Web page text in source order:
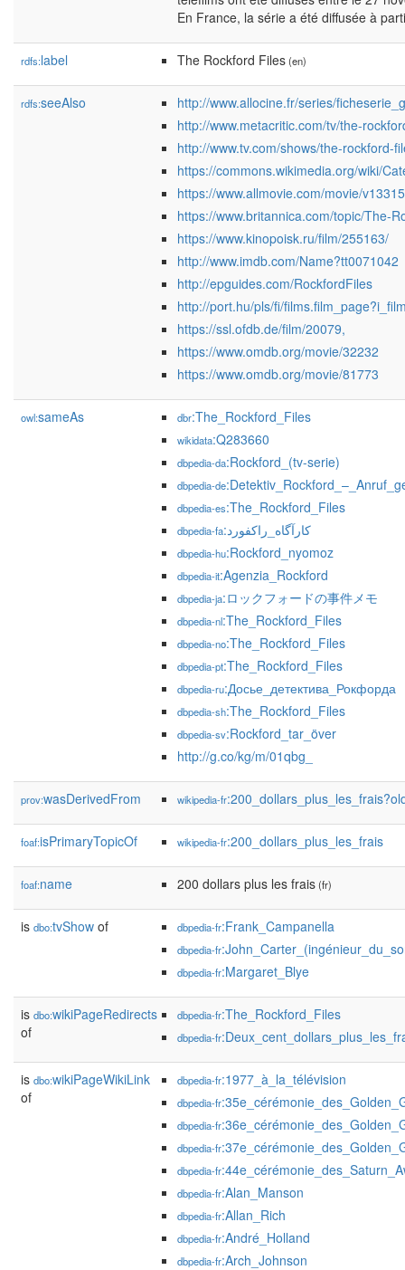
En France, la série a été diffusée à
rdfs:label The Rockford Files(en)
rdfs:seeAlso
http://www.allocine.fr/series/
http://www.metacritic.com/tv/the-
http://www.tv.com/shows/the-rockford-
https://commons.wikimedia.org/wiki/
https://www.allmovie.com/movie/
https://www.britannica.com/topic/The-
https://www.kinopoisk.ru/film/255163/
http://www.imdb.com/Name?tt0071042
http://epguides.com/RockfordFiles
http://port.hu/pls/fi/
https://ssl.ofdb.de/film/20079,
https://www.omdb.org/movie/32232
https://www.omdb.org/movie/81773
owl:sameAs dbr:The_Rockford_Files
wikidata:Q283660
dbpedia-da:Rockford_(tv-serie)
dbpedia-de
dbpedia-es:The_Rockford_Files
dbpedia-fa :کارآگاه_راکفورد
dbpedia-hu:Rockford_nyomoz
dbpedia-it:Agenzia_Rockford
dbpedia-ja:ロックフォードの事件メモ
dbpedia-nl:The_Rockford_Files
dbpedia-no:The_Rockford_Files
dbpedia-pt:The_Rockford_Files
dbpedia-ru:Досье_детектива_Рокфорда
dbpedia-sh:The_Rockford_Files
dbpedia-sv:Rockford_tar_över
http://g.co/kg/m/01qbg_
prov:wasDerivedFrom wikipedia-fr
foaf:isPrimaryTopicOf wikipedia-fr:200_dollars_plus_les_frais
foaf:name 200 dollars plus les frais(fr)
is dbo:tvShow of dbpedia-fr:Frank_Campanella
dbpedia-fr
dbpedia-fr:Margaret_Blye
is dbo:wikiPageRedirects
of
dbpedia-fr:The_Rockford_Files
dbpedia-fr
is dbo:wikiPageWikiLink
of
dbpedia-fr:1977_à_la_télévision
dbpedia-fr
dbpedia-fr
dbpedia-fr
dbpedia-fr
dbpedia-fr:Alan_Manson
dbpedia-fr:Allan_Rich
dbpedia-fr:André_Holland
dbpedia-fr:Arch_Johnson